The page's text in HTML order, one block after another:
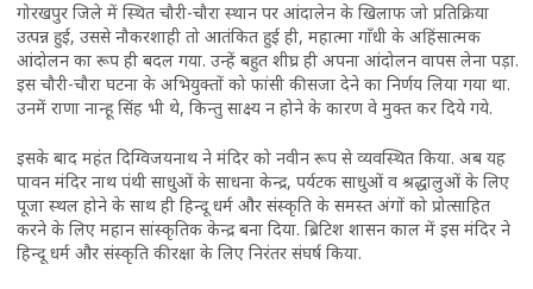
गोरखपुर जिले में स्थित चौरी-चौरा स्थान पर आंदालेन के खिलाफ जो प्रतिक्रिया
उत्पन्न हुई, उससे नौकरशाही तो आतंकित हुई ही, महात्मा गाँधी के अहिंसात्मक
आंदोलन का रूप ही बदल गया. उन्हें बहुत शीघ्र ही अपना आंदोलन वापस लेना पड़ा.
इस चौरी-चौरा घटना के अभियुक्तों को फांसी की सजा देने का निर्णय लिया गया था.
उनमें राणा नान्हू सिंह भी थे, किन्तु साक्ष्य न होने के कारण वे मुक्त कर दिये गये.
इसके बाद महंत दिग्विजयनाथ ने मंदिर को नवीन रूप से व्यवस्थित किया. अब यह
पावन मंदिर नाथ पंथी साधुओं के साधना केन्द्र, पर्यटक साधुओं व श्रद्धालुओं के लिए
पूजा स्थल होने के साथ ही हिन्दू धर्म और संस्कृति के समस्त अंगों को प्रोत्साहित
करने के लिए महान सांस्कृतिक केन्द्र बना दिया. ब्रिटिश शासन काल में इस मंदिर ने
हिन्दू धर्म और संस्कृति की रक्षा के लिए निरंतर संघर्ष किया.